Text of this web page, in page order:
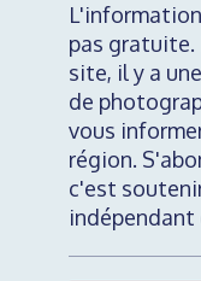
pas gratuite.
site, il y a
de
vous
région.
c'est
indépendant